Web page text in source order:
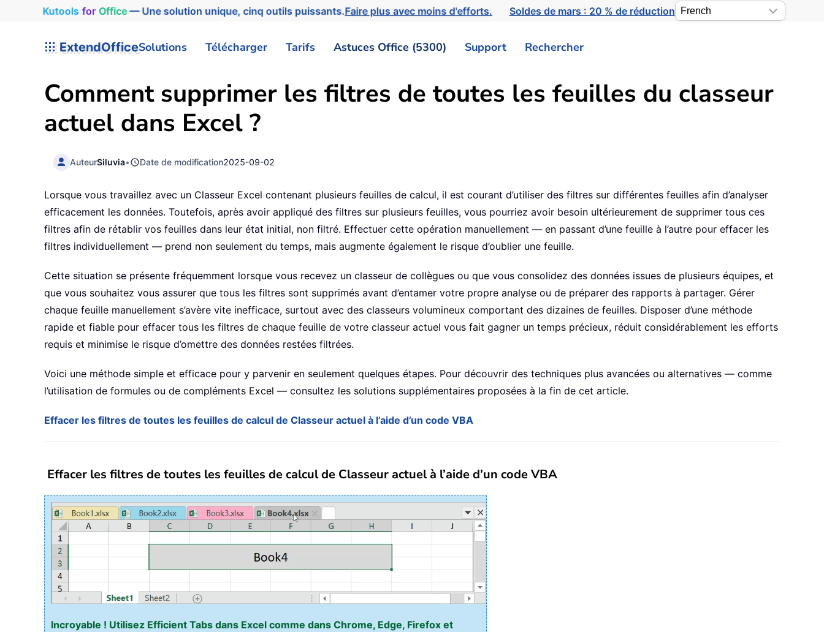
Kutools for Office— Une solution unique, cinq outils puissants.Faire plus avec moins d'efforts. Soldes de mars : 20 % de réduction
ExtendOfficeSolutions Télécharger Tarifs Astuces Office (5300) Support Rechercher
Comment supprimer les filtres de toutes les feuilles du classeur
actuel dans Excel ?
AuteurSiluvia• Date de modification2025-09-02
Lorsque vous travaillez avec un Classeur Excel contenant plusieurs feuilles de calcul, il est courant d’utiliser des filtres sur différentes feuilles afin d’analyser
efficacement les données. Toutefois, après avoir appliqué des filtres sur plusieurs feuilles, vous pourriez avoir besoin ultérieurement de supprimer tous ces
filtres afin de rétablir vos feuilles dans leur état initial, non filtré. Effectuer cette opération manuellement — en passant d’une feuille à l’autre pour effacer les
filtres individuellement — prend non seulement du temps, mais augmente également le risque d’oublier une feuille.
Cette situation se présente fréquemment lorsque vous recevez un classeur de collègues ou que vous consolidez des données issues de plusieurs équipes, et
que vous souhaitez vous assurer que tous les filtres sont supprimés avant d’entamer votre propre analyse ou de préparer des rapports à partager. Gérer
chaque feuille manuellement s’avère vite inefficace, surtout avec des classeurs volumineux comportant des dizaines de feuilles. Disposer d’une méthode
rapide et fiable pour effacer tous les filtres de chaque feuille de votre classeur actuel vous fait gagner un temps précieux, réduit considérablement les efforts
requis et minimise le risque d’omettre des données restées filtrées.
Voici une méthode simple et efficace pour y parvenir en seulement quelques étapes. Pour découvrir des techniques plus avancées ou alternatives — comme
l’utilisation de formules ou de compléments Excel — consultez les solutions supplémentaires proposées à la fin de cet article.
Effacer les filtres de toutes les feuilles de calcul de Classeur actuel à l’aide d’un code VBA
Effacer les filtres de toutes les feuilles de calcul de Classeur actuel à l’aide d’un code VBA
Incroyable ! Utilisez Efficient Tabs dans Excel comme dans Chrome, Edge, Firefox et